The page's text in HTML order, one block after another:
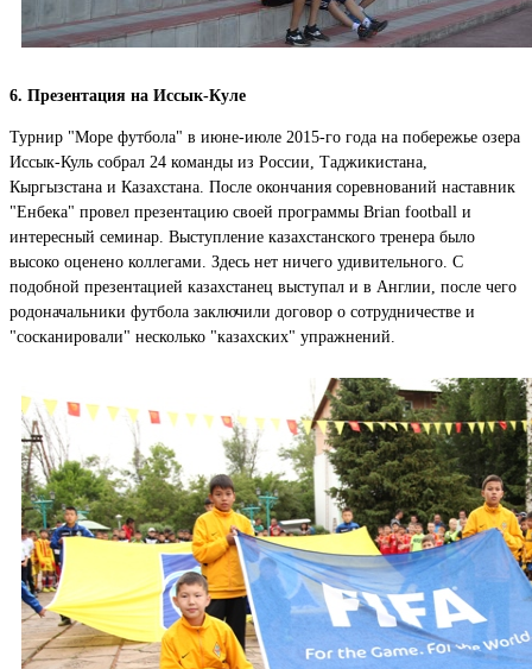
6. Презентация на Иссык-Куле
Турнир "Море футбола" в июне-июле 2015-го года на побережье озера
Иссык-Куль собрал 24 команды из России, Таджикистана,
Кыргызстана и Казахстана. После окончания соревнований наставник
"Енбека" провел презентацию своей программы Brian football и
интересный семинар. Выступление казахстанского тренера было
высоко оценено коллегами. Здесь нет ничего удивительного. С
подобной презентацией казахстанец выступал и в Англии, после чего
родоначальники футбола заключили договор о сотрудничестве и
"сосканировали" несколько "казахских" упражнений.